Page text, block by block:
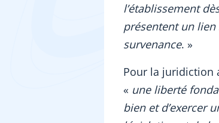
l’établissement
présentent un
survenance. »
Pour la juridiction
« une liberté
bien et d’exercer